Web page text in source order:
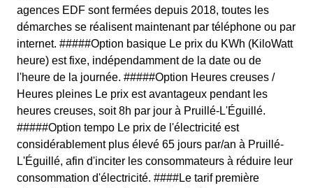
agences EDF sont fermées depuis 2018, toutes les
démarches se réalisent maintenant par téléphone ou par
internet. #####Option basique Le prix du KWh (KiloWatt
heure) est fixe, indépendamment de la date ou de
l'heure de la journée. #####Option Heures creuses /
Heures pleines Le prix est avantageux pendant les
heures creuses, soit 8h par jour à Pruillé-L'Éguillé.
#####Option tempo Le prix de l'électricité est
considérablement plus élevé 65 jours par/an à Pruillé-
L'Éguillé, afin d'inciter les consommateurs à réduire leur
consommation d'électricité. ####Le tarif première